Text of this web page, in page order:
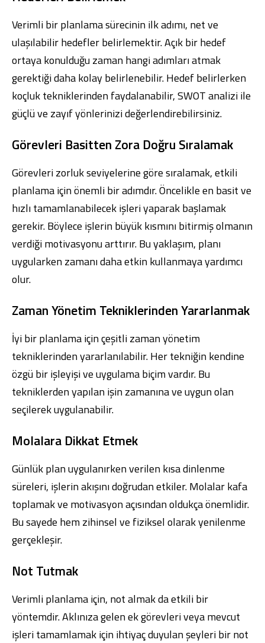
Verimli bir planlama sürecinin ilk adımı, net ve
ulaşılabilir hedefler belirlemektir. Açık bir hedef
ortaya konulduğu zaman hangi adımları atmak
gerektiği daha kolay belirlenebilir. Hedef belirlerken
koçluk tekniklerinden faydalanabilir, SWOT analizi ile
güçlü ve zayıf yönlerinizi değerlendirebilirsiniz.
Görevleri Basitten Zora Doğru Sıralamak
Görevleri zorluk seviyelerine göre sıralamak, etkili
planlama için önemli bir adımdır. Öncelikle en basit ve
hızlı tamamlanabilecek işleri yaparak başlamak
gerekir. Böylece işlerin büyük kısmını bitirmiş olmanın
verdiği motivasyonu arttırır. Bu yaklaşım, planı
uygularken zamanı daha etkin kullanmaya yardımcı
olur.
Zaman Yönetim Tekniklerinden Yararlanmak
İyi bir planlama için çeşitli zaman yönetim
tekniklerinden yararlanılabilir. Her tekniğin kendine
özgü bir işleyişi ve uygulama biçim vardır. Bu
tekniklerden yapılan işin zamanına ve uygun olan
seçilerek uygulanabilir.
Molalara Dikkat Etmek
Günlük plan uygulanırken verilen kısa dinlenme
süreleri, işlerin akışını doğrudan etkiler. Molalar kafa
toplamak ve motivasyon açısından oldukça önemlidir.
Bu sayede hem zihinsel ve fiziksel olarak yenilenme
gerçekleşir.
Not Tutmak
Verimli planlama için, not almak da etkili bir
yöntemdir. Aklınıza gelen ek görevleri veya mevcut
işleri tamamlamak için ihtiyaç duyulan şeyleri bir not